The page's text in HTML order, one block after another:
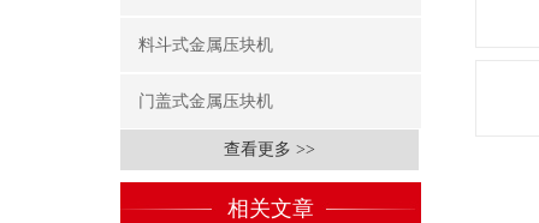
料斗式金属压块机
门盖式金属压块机
查看更多 >>
相关文章